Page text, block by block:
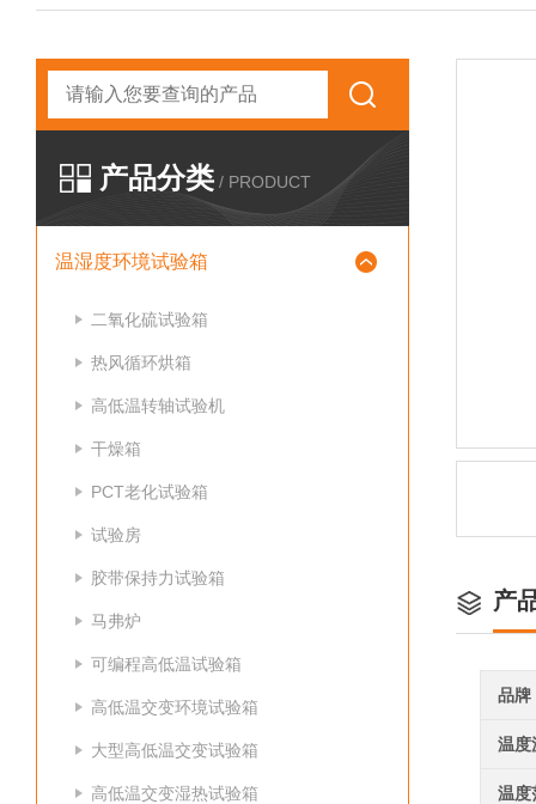
产品分类 / PRODUCT
温湿度环境试验箱
二氧化硫试验箱
热风循环烘箱
高低温转轴试验机
干燥箱
PCT老化试验箱
试验房
胶带保持力试验箱
马弗炉
可编程高低温试验箱
高低温交变环境试验箱
大型高低温交变试验箱
高低温交变湿热试验箱
产
品牌
温度
温度